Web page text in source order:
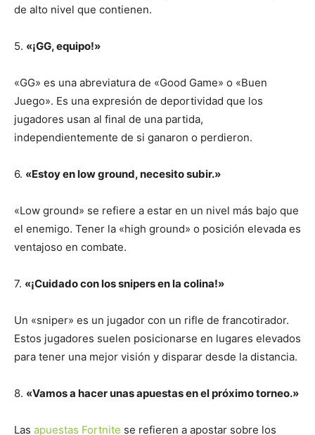
de alto nivel que contienen.
5. «¡GG, equipo!»
«GG» es una abreviatura de «Good Game» o «Buen
Juego». Es una expresión de deportividad que los
jugadores usan al final de una partida,
independientemente de si ganaron o perdieron.
6. «Estoy en low ground, necesito subir.»
«Low ground» se refiere a estar en un nivel más bajo que
el enemigo. Tener la «high ground» o posición elevada es
ventajoso en combate.
7. «¡Cuidado con los snipers en la colina!»
Un «sniper» es un jugador con un rifle de francotirador.
Estos jugadores suelen posicionarse en lugares elevados
para tener una mejor visión y disparar desde la distancia.
8. «Vamos a hacer unas apuestas en el próximo torneo.»
Las apuestas Fortnite se refieren a apostar sobre los